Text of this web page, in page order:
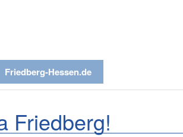
Friedberg-Hessen.de
Friedberg!